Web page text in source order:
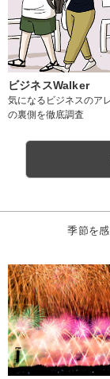
ビジネスWalker
気になるビジネスのア
の裏側を徹底調査
季節を